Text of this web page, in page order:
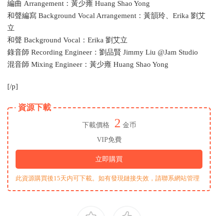
編曲 Arrangement：黃少雍 Huang Shao Yong
和聲編寫 Background Vocal Arrangement：黃韻玲、Erika 劉艾
立
和聲 Background Vocal：Erika 劉艾立
錄音師 Recording Engineer：劉品賢 Jimmy Liu @Jam Studio
混音師 Mixing Engineer：黃少雍 Huang Shao Yong
[/p]
資源下載
下載價格 2 金币
VIP免費
立即購買
此資源購買後15天内可下載。如有發現鏈接失效，請聯系網站管理